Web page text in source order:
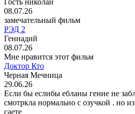
08.07.26
замечательный фильм
РЭД 2
Геннадий
08.07.26
Мне нравится этот фильм
Доктор Кто
Черная Мечница
29.06.26
Если бы еслибы ебланы гение не
смотркла нормально с озучкой . но
саете